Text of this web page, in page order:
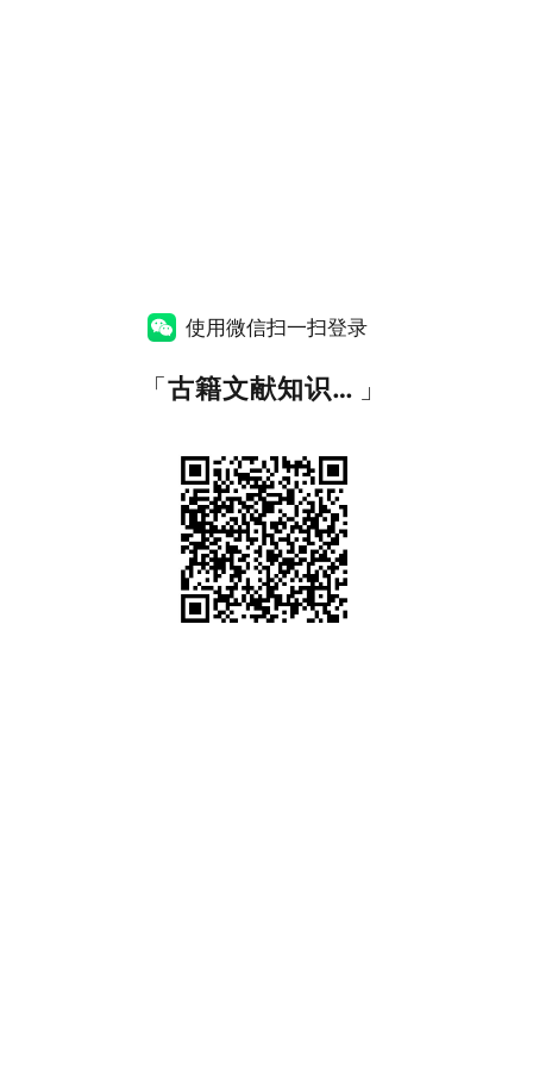
使用微信扫一扫登录
「 古籍文献知识图谱网 」